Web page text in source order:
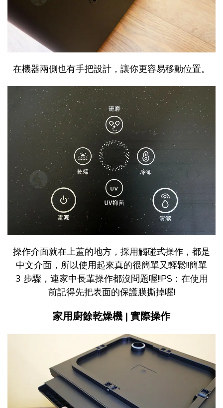
在機器兩側也有手把設計，讓你更容易移動位置。
操作介面就在上蓋的地方，採用觸碰式操作，都是
中文介面，所以使用起來真的很簡單又輕鬆!!簡單
3 步驟，連家中長輩操作都沒問題喔!!PS：在使用
前記得先把表面的保護膜撕掉喔!
家用廚餘乾燥機 | 實際操作